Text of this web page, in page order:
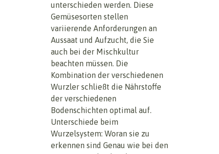
unterschieden werden. Diese
Gemüsesorten stellen
variierende Anforderungen an
Aussaat und Aufzucht, die Sie
auch bei der Mischkultur
beachten müssen. Die
Kombination der verschiedenen
Wurzler schließt die Nährstoffe
der verschiedenen
Bodenschichten optimal auf.
Unterschiede beim
Wurzelsystem: Woran sie zu
erkennen sind Genau wie bei den